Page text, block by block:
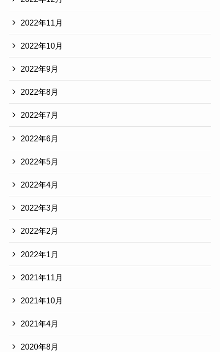
2022年11月
2022年10月
2022年9月
2022年8月
2022年7月
2022年6月
2022年5月
2022年4月
2022年3月
2022年2月
2022年1月
2021年11月
2021年10月
2021年4月
2020年8月